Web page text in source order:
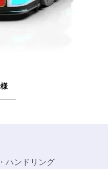
ハンドリング